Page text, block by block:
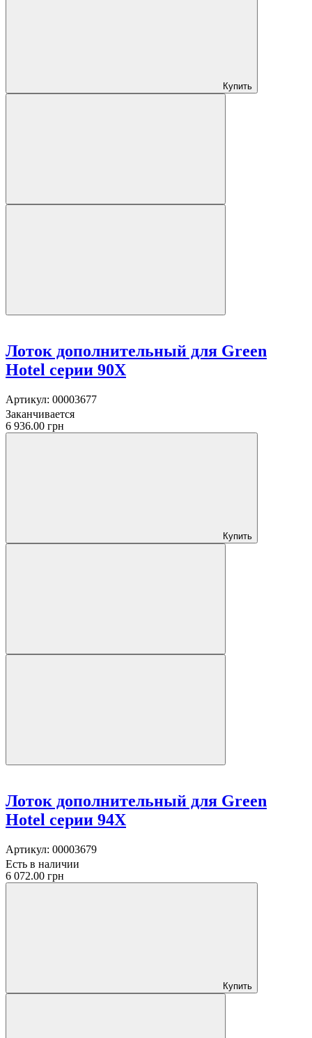
Купить
Лоток дополнительный для Green
Hotel серии 90X
Артикул: 00003677
Заканчивается
6 936.00 грн
Купить
Лоток дополнительный для Green
Hotel серии 94X
Артикул: 00003679
Есть в наличии
6 072.00 грн
Купить